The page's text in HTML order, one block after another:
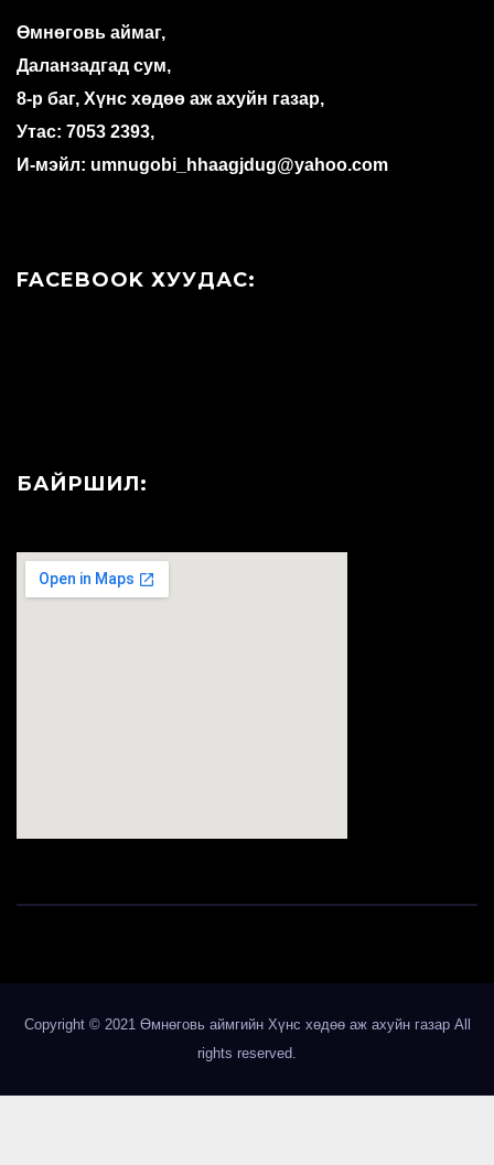
Өмнөговь аймаг,
Даланзадгад сум,
8-р баг, Хүнс хөдөө аж ахуйн газар,
Утас: 7053 2393,
И-мэйл: umnugobi_hhaagjdug@yahoo.com
FACEBOOK ХУУДАС:
БАЙРШИЛ:
Copyright © 2021 Өмнөговь аймгийн Хүнс хөдөө аж ахуйн газар All
rights reserved.